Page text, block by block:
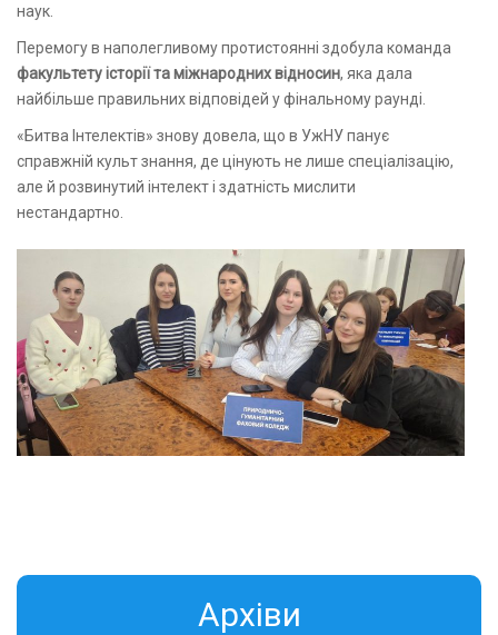
наук.
Перемогу в наполегливому протистоянні здобула команда
факультету історії та міжнародних відносин, яка дала
найбільше правильних відповідей у фінальному раунді.
«Битва Інтелектів» знову довела, що в УжНУ панує
справжній культ знання, де цінують не лише спеціалізацію,
але й розвинутий інтелект і здатність мислити
нестандартно.
Aрхіви